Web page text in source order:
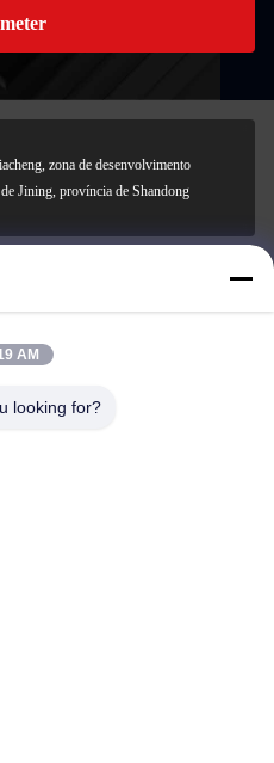
zona de desenvolvimento
Jining, província de Shandong
AM
looking for?